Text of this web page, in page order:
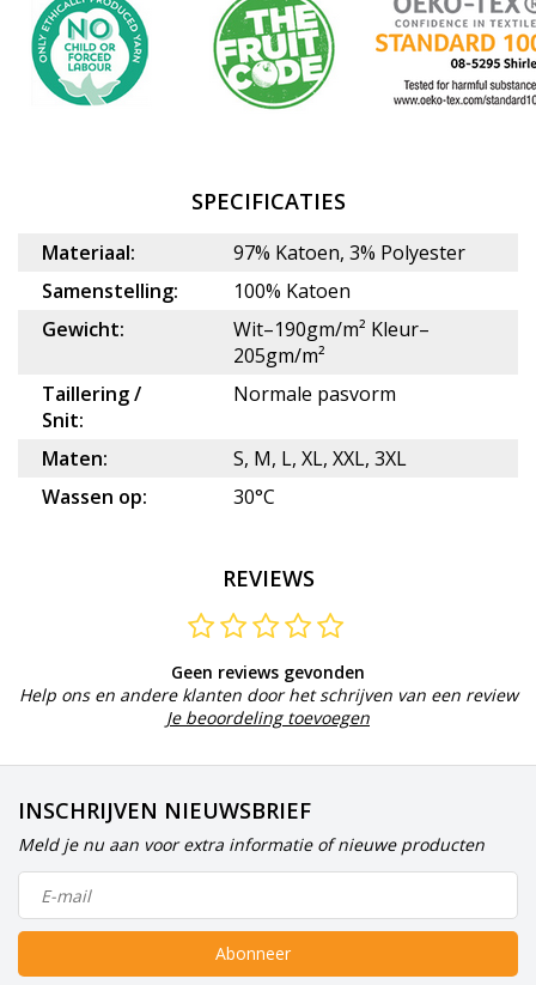
SPECIFICATIES
Materiaal:
97% Katoen, 3% Polyester
Samenstelling:
100% Katoen
Gewicht:
Wit–190gm/m² Kleur–
205gm/m²
Taillering /
Snit:
Normale pasvorm
Maten:
S, M, L, XL, XXL, 3XL
Wassen op:
30°C
REVIEWS
Geen reviews gevonden
Help ons en andere klanten door het schrijven van een review
Je beoordeling toevoegen
INSCHRIJVEN NIEUWSBRIEF
Meld je nu aan voor extra informatie of nieuwe producten
Abonneer